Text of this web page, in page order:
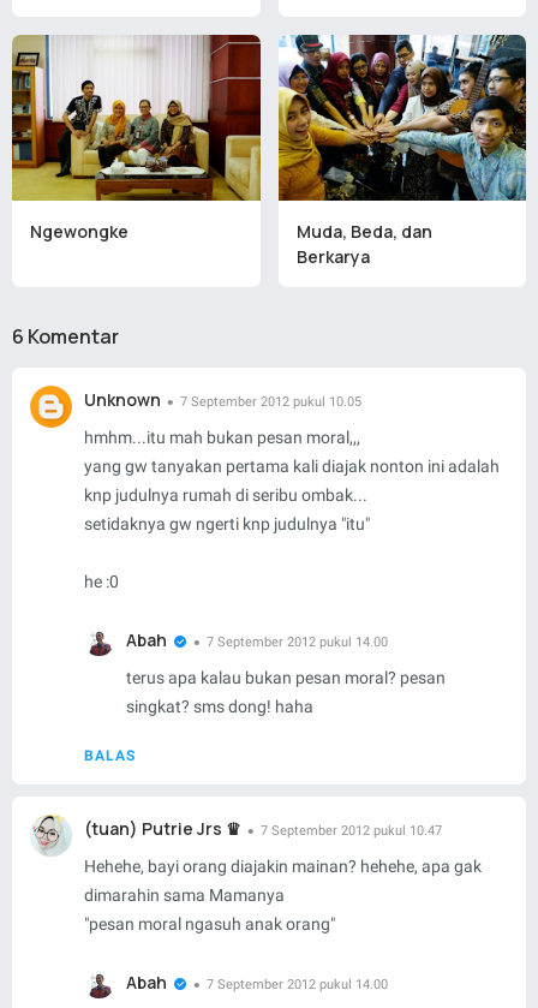
Ngewongke
Muda, Beda, dan
Berkarya
6 Komentar
Unknown 7 September 2012 pukul 10.05
hmhm...itu mah bukan pesan moral,,,
yang gw tanyakan pertama kali diajak nonton ini adalah
knp judulnya rumah di seribu ombak...
setidaknya gw ngerti knp judulnya "itu"
he :0
BALAS
Abah 7 September 2012 pukul 14.00
terus apa kalau bukan pesan moral? pesan
singkat? sms dong! haha
(tuan) Putrie Jrs ♛ 7 September 2012 pukul 10.47
Hehehe, bayi orang diajakin mainan? hehehe, apa gak
dimarahin sama Mamanya
"pesan moral ngasuh anak orang"
Abah 7 September 2012 pukul 14.00